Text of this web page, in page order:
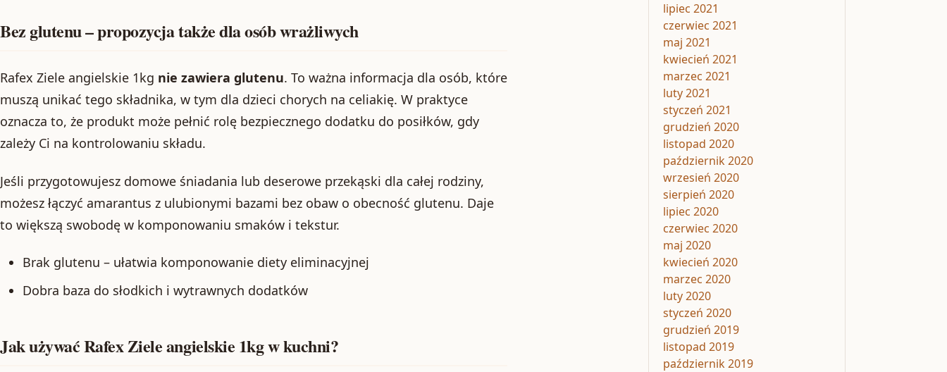
Bez glutenu – propozycja także dla osób wrażliwych
Rafex Ziele angielskie 1kg nie zawiera glutenu. To ważna informacja dla osób, które
muszą unikać tego składnika, w tym dla dzieci chorych na celiakię. W praktyce
oznacza to, że produkt może pełnić rolę bezpiecznego dodatku do posiłków, gdy
zależy Ci na kontrolowaniu składu.
Jeśli przygotowujesz domowe śniadania lub deserowe przekąski dla całej rodziny,
możesz łączyć amarantus z ulubionymi bazami bez obaw o obecność glutenu. Daje
to większą swobodę w komponowaniu smaków i tekstur.
Brak glutenu – ułatwia komponowanie diety eliminacyjnej
Dobra baza do słodkich i wytrawnych dodatków
Jak używać Rafex Ziele angielskie 1kg w kuchni?
lipiec 2021
czerwiec 2021
maj 2021
kwiecień 2021
marzec 2021
luty 2021
styczeń 2021
grudzień 2020
listopad 2020
październik 2020
wrzesień 2020
sierpień 2020
lipiec 2020
czerwiec 2020
maj 2020
kwiecień 2020
marzec 2020
luty 2020
styczeń 2020
grudzień 2019
listopad 2019
październik 2019